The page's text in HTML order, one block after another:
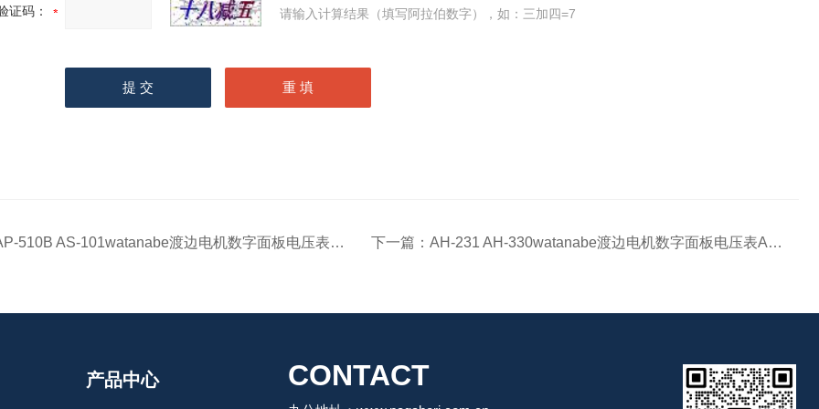
证码： 请输入计算结果（填写阿拉伯数字），如：三加四=7
510B AS-101watanabe渡边电机数字面板电压表AP/AS系列 下一篇：AH-231 AH-330watanabe渡边电机数字面板电压表AH系列
产品中心 CONTACT